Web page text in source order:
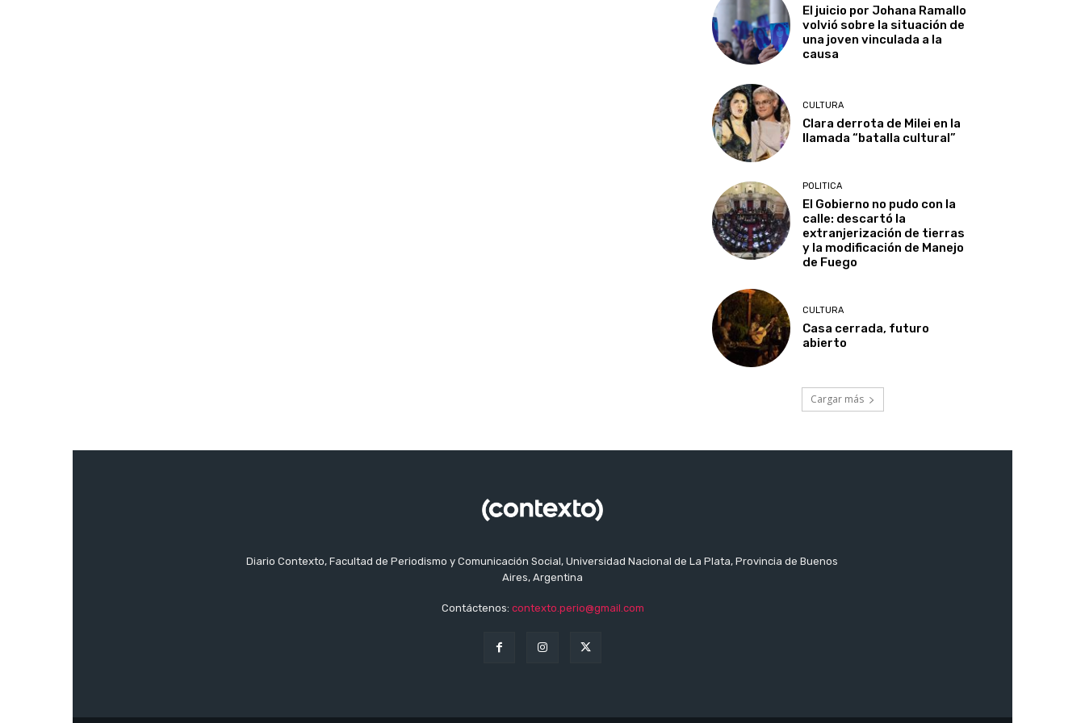
El juicio por Johana Ramallo
volvió sobre la situación de
una joven vinculada a la
causa
CULTURA
Clara derrota de Milei en la
llamada “batalla cultural”
POLITICA
El Gobierno no pudo con la
calle: descartó la
extranjerización de tierras
y la modificación de Manejo
de Fuego
CULTURA
Casa cerrada, futuro
abierto
Cargar más
Diario Contexto, Facultad de Periodismo y Comunicación Social, Universidad Nacional de La Plata, Provincia de Buenos
Aires, Argentina
Contáctenos: contexto.perio@gmail.com